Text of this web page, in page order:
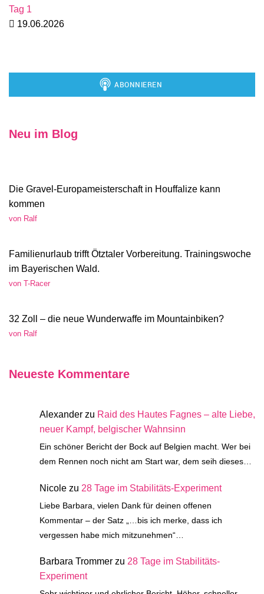
Tag 1
19.06.2026
Neu im Blog
Die Gravel-Europameisterschaft in Houffalize kann
kommen
von Ralf
Familienurlaub trifft Ötztaler Vorbereitung. Trainingswoche
im Bayerischen Wald.
von T-Racer
32 Zoll – die neue Wunderwaffe im Mountainbiken?
von Ralf
Neueste Kommentare
Alexander zu Raid des Hautes Fagnes – alte Liebe,
neuer Kampf, belgischer Wahnsinn
Ein schöner Bericht der Bock auf Belgien macht. Wer bei
dem Rennen noch nicht am Start war, dem seih dieses…
Nicole zu 28 Tage im Stabilitäts-Experiment
Liebe Barbara, vielen Dank für deinen offenen
Kommentar – der Satz „…bis ich merke, dass ich
vergessen habe mich mitzunehmen“…
Barbara Trommer zu 28 Tage im Stabilitäts-
Experiment